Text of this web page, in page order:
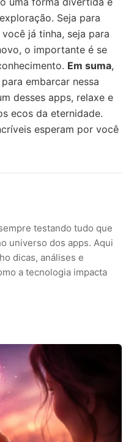
Seja para
já tinha, seja para
o importante é se
Em suma,
embarcar nessa
desses apps, relaxe e
ecos da eternidade.
esperam por você
testando tudo que
universo dos apps. Aqui
dicas, análises e
a tecnologia impacta